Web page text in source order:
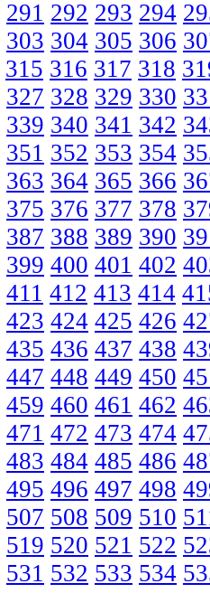
291 292 293 294
303 304 305 306
315 316 317 318
327 328 329 330
339 340 341 342
351 352 353 354
363 364 365 366
375 376 377 378
387 388 389 390
399 400 401 402
411 412 413 414
423 424 425 426
435 436 437 438
447 448 449 450
459 460 461 462
471 472 473 474
483 484 485 486
495 496 497 498
507 508 509 510
519 520 521 522
531 532 533 534